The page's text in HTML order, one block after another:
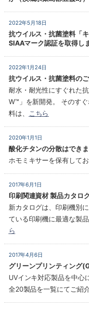
2022年5月18日
抗ウイルス・抗菌塗料「
SIAAマーク認証を取得し
2022年1月24日
抗ウイルス・抗菌塗料の
耐水・耐光性にすぐれた
W™」を新開発。 そのす
料は、
こちら
2020年1月1日
酸化チタンの分散はでき
ホモミキサーを保有して
2017年6月1日
印刷関連資材 製品カタロ
新カタログは、印刷機別
ている印刷機に最適な製
ら
2017年4月6日
グリーンプリンティング
UVインキ対応製品を中心
全20製品を一覧にてご紹